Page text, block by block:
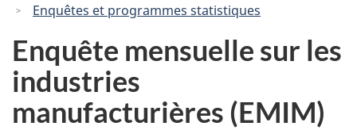
Enquêtes et programmes statistiques
Enquête mensuelle sur les
industries
manufacturières (EMIM)